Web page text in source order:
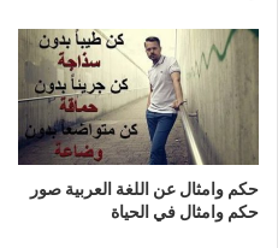
حكم وامثال عن اللغة العربية صور
حكم وامثال في الحياة